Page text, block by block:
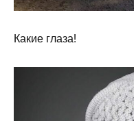
Какие глаза!